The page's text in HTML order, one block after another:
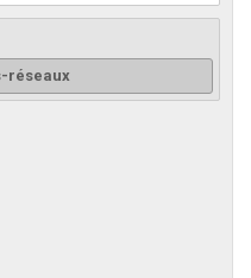
réseaux